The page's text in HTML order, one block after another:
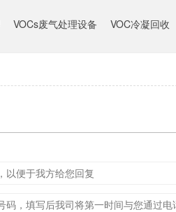
VOCs废气处理设备 VOC冷凝回收